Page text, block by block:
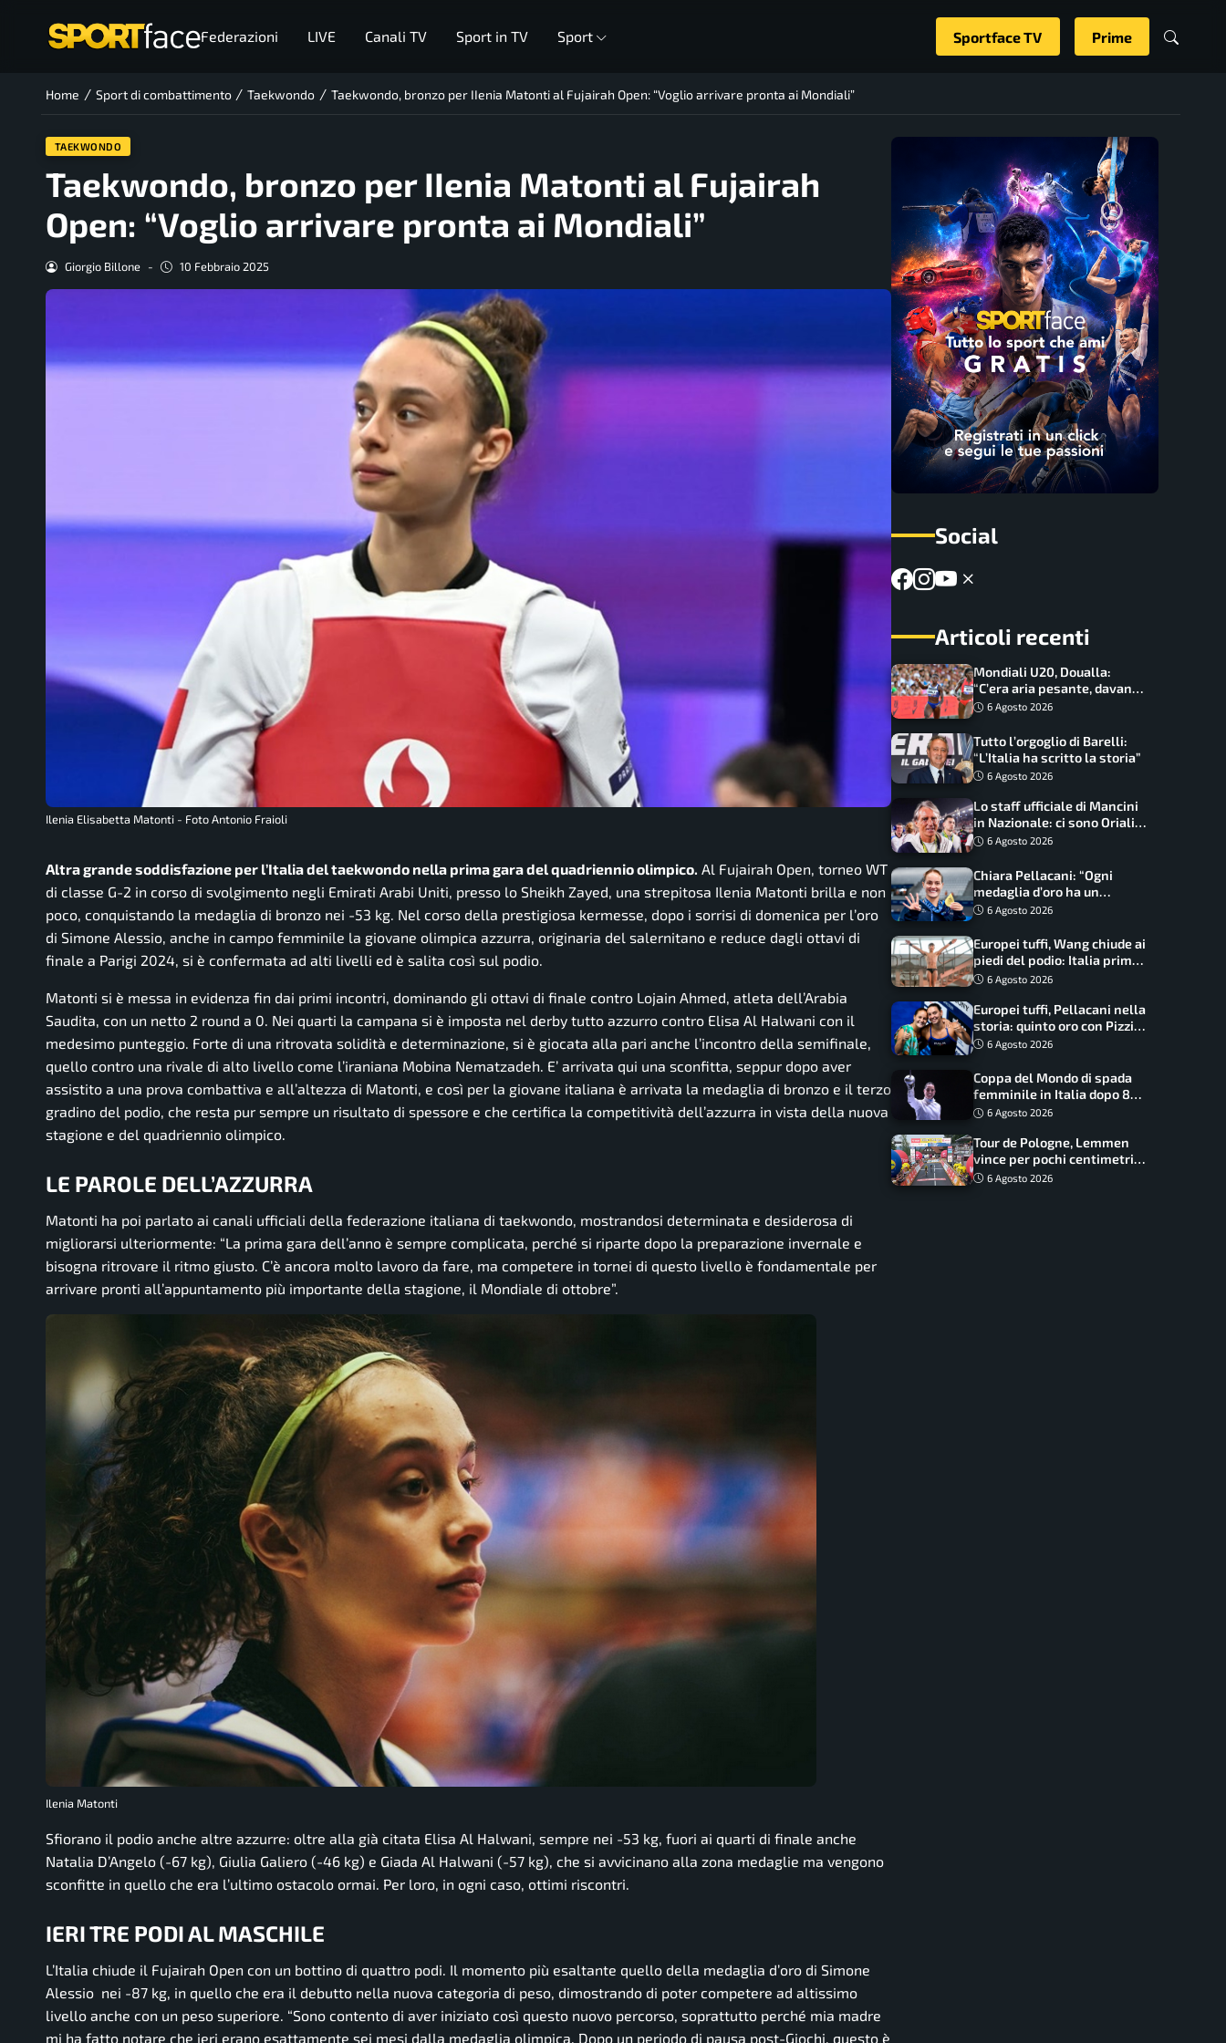
Federazioni LIVE Canali TV Sport in TV Sport Sportface TV Prime
Home / Sport di combattimento / Taekwondo / Taekwondo, bronzo per IIenia Matonti al Fujairah Open: “Voglio arrivare pronta ai Mondiali”
TAEKWONDO
Taekwondo, bronzo per IIenia Matonti al Fujairah
Open: “Voglio arrivare pronta ai Mondiali”
Giorgio Billone - 10 Febbraio 2025
Ilenia Elisabetta Matonti - Foto Antonio Fraioli
Altra grande soddisfazione per l’Italia del taekwondo nella prima gara del quadriennio olimpico. Al Fujairah Open, torneo WT
di classe G-2 in corso di svolgimento negli Emirati Arabi Uniti, presso lo Sheikh Zayed, una strepitosa Ilenia Matonti brilla e non
poco, conquistando la medaglia di bronzo nei -53 kg. Nel corso della prestigiosa kermesse, dopo i sorrisi di domenica per l’oro
di Simone Alessio, anche in campo femminile la giovane olimpica azzurra, originaria del salernitano e reduce dagli ottavi di
finale a Parigi 2024, si è confermata ad alti livelli ed è salita così sul podio.
Matonti si è messa in evidenza fin dai primi incontri, dominando gli ottavi di finale contro Lojain Ahmed, atleta dell’Arabia
Saudita, con un netto 2 round a 0. Nei quarti la campana si è imposta nel derby tutto azzurro contro Elisa Al Halwani con il
medesimo punteggio. Forte di una ritrovata solidità e determinazione, si è giocata alla pari anche l’incontro della semifinale,
quello contro una rivale di alto livello come l’iraniana Mobina Nematzadeh. E’ arrivata qui una sconfitta, seppur dopo aver
assistito a una prova combattiva e all’altezza di Matonti, e così per la giovane italiana è arrivata la medaglia di bronzo e il terzo
gradino del podio, che resta pur sempre un risultato di spessore e che certifica la competitività dell’azzurra in vista della nuova
stagione e del quadriennio olimpico.
LE PAROLE DELL’AZZURRA
Matonti ha poi parlato ai canali ufficiali della federazione italiana di taekwondo, mostrandosi determinata e desiderosa di
migliorarsi ulteriormente: “La prima gara dell’anno è sempre complicata, perché si riparte dopo la preparazione invernale e
bisogna ritrovare il ritmo giusto. C’è ancora molto lavoro da fare, ma competere in tornei di questo livello è fondamentale per
arrivare pronti all’appuntamento più importante della stagione, il Mondiale di ottobre”.
Ilenia Matonti
Sfiorano il podio anche altre azzurre: oltre alla già citata Elisa Al Halwani, sempre nei -53 kg, fuori ai quarti di finale anche
Natalia D’Angelo (-67 kg), Giulia Galiero (-46 kg) e Giada Al Halwani (-57 kg), che si avvicinano alla zona medaglie ma vengono
sconfitte in quello che era l’ultimo ostacolo ormai. Per loro, in ogni caso, ottimi riscontri.
IERI TRE PODI AL MASCHILE
L’Italia chiude il Fujairah Open con un bottino di quattro podi. Il momento più esaltante quello della medaglia d’oro di Simone
Alessio nei -87 kg, in quello che era il debutto nella nuova categoria di peso, dimostrando di poter competere ad altissimo
livello anche con un peso superiore. “Sono contento di aver iniziato così questo nuovo percorso, soprattutto perché mia madre
mi ha fatto notare che ieri erano esattamente sei mesi dalla medaglia olimpica. Dopo un periodo di pausa post-Giochi, questo è
Social
Articoli recenti
Mondiali U20, Doualla:
“C’era aria pesante, davano
le mascherine! Finale? Non
6 Agosto 2026
Tutto l’orgoglio di Barelli:
“L’Italia ha scritto la storia”
6 Agosto 2026
Lo staff ufficiale di Mancini
in Nazionale: ci sono Oriali e
Bonucci, confermato un
6 Agosto 2026
Chiara Pellacani: “Ogni
medaglia d’oro ha un
significato diverso. Ho fatto
6 Agosto 2026
Europei tuffi, Wang chiude ai
piedi del podio: Italia prima
nel medagliere
6 Agosto 2026
Europei tuffi, Pellacani nella
storia: quinto oro con Pizzini
nel sincro da 3 metri
6 Agosto 2026
Coppa del Mondo di spada
femminile in Italia dopo 8
anni, Alberta Santuccio: “Il
frutti”
6 Agosto 2026
Tour de Pologne, Lemmen
vince per pochi centimetri
su Scaroni: maxi-caduta e
6 Agosto 2026